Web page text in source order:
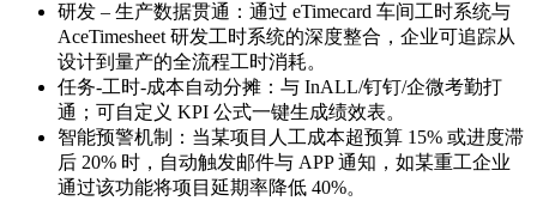
研发 – 生产数据贯通：通过 eTimecard 车间工时系统与
AceTimesheet 研发工时系统的深度整合，企业可追踪从
设计到量产的全流程工时消耗。
任务-工时-成本自动分摊：与 InALL/钉钉/企微考勤打
通；可自定义 KPI 公式一键生成绩效表。
智能预警机制：当某项目人工成本超预算 15% 或进度滞
后 20% 时，自动触发邮件与 APP 通知，如某重工企业
通过该功能将项目延期率降低 40%。